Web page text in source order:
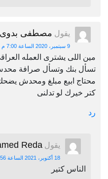
يقول مصطفى بدوى
9 سبتمبر، 2020 الساعة 7:00 م
مين اللى يشترى العمله
تسأل بنك وتسأل صرافة
محتاج ابيع مبلغ ومحدش
كتر خيرك لو تدلنى
رد
يقول Reda
18 أكتوبر، 2021 الساعة 8:56 ص
الناس كتير